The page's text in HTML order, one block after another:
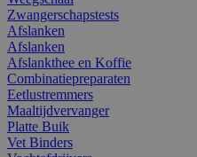
Zwangerschapstests
Afslanken
Afslanken
Afslankthee en Koffie
Combinatiepreparaten
Eetlustremmers
Maaltijdvervanger
Platte Buik
Vet Binders